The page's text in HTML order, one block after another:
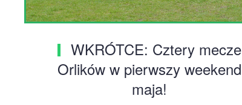
WKRÓTCE: Cztery mecze
Orlików w pierwszy weekend
maja!